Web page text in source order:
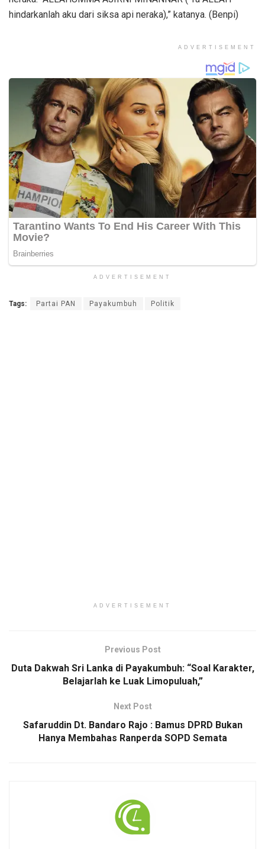
hindarkanlah aku dari siksa api neraka),” katanya. (Benpi)
ADVERTISEMENT
ADVERTISEMENT
Tags: Partai PAN Payakumbuh Politik
ADVERTISEMENT
Previous Post
Duta Dakwah Sri Lanka di Payakumbuh: “Soal Karakter,
Belajarlah ke Luak Limopuluah,”
Next Post
Safaruddin Dt. Bandaro Rajo : Bamus DPRD Bukan
Hanya Membahas Ranperda SOPD Semata